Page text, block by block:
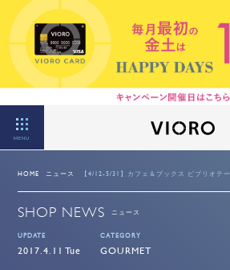
MENU
HOME ニュース 【4/12-5/31】カフェ＆ブックス ビブリオテ
SHOP NEWS ニュース
UPDATE
2017.4.11 Tue
CATEGORY
GOURMET